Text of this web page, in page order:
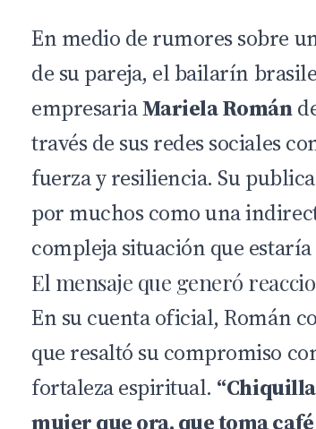
En medio de rumores sobre
de su pareja, el bailarín
empresariaMariela Román
través de sus redes sociales
fuerza y resiliencia. Su
por muchos como una
compleja situación que
El mensaje que generó
En su cuenta oficial, Román
que resaltó su compromiso
fortaleza espiritual.
mujer que ora, que toma